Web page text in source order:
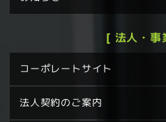
[ 法人・事
コーポレートサイト
法人契約のご案内